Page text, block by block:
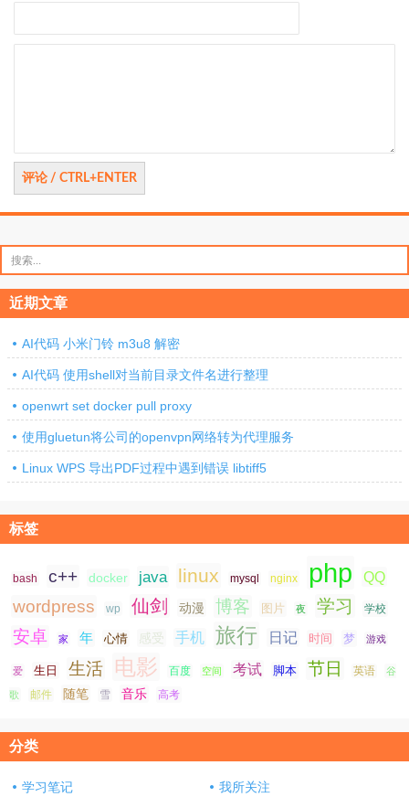
索：
近期文章
AI代码 小米门铃 m3u8 解密
AI代码 使用shell对当前目录文件名进行整理
openwrt set docker pull proxy
使用gluetun将公司的openvpn网络转为代理服务
Linux WPS 导出PDF过程中遇到错误 libtiff5
标签
bash c++ docker java linux mysql nginx php QQ
wordpress wp 仙剑 动漫 博客 图片 夜 学习 学校
安卓 家 年 心情 感受 手机 旅行 日记 时间 梦 游戏
爱 生日 生活 电影 百度 空间 考试 脚本 节日 英语 谷
歌 邮件 随笔 雪 音乐 高考
分类
学习笔记 我所关注